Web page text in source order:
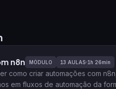
n8n MÓDULO 13 AULAS 1h 26min
como criar automações com
em fluxos de automação da